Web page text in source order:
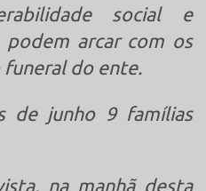
social e
podem arcar com os
do ente.
de junho 9 famílias
na manhã desta